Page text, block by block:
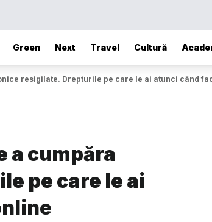
Green Next Travel Cultură
resigilate. Drepturile pe care le ai atunci când
a cumpăra
pe care le ai